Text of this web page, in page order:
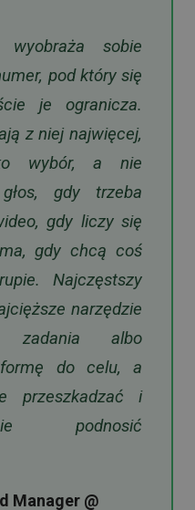
sobie
pod który się
je ogranicza.
z niej najwięcej,
wybór, a nie
gdy trzeba
gdy liczy się
gdy chcą coś
Najczęstszy
narzędzie
zadania albo
do celu, a
przeszkadzać i
podnosić
Manager @